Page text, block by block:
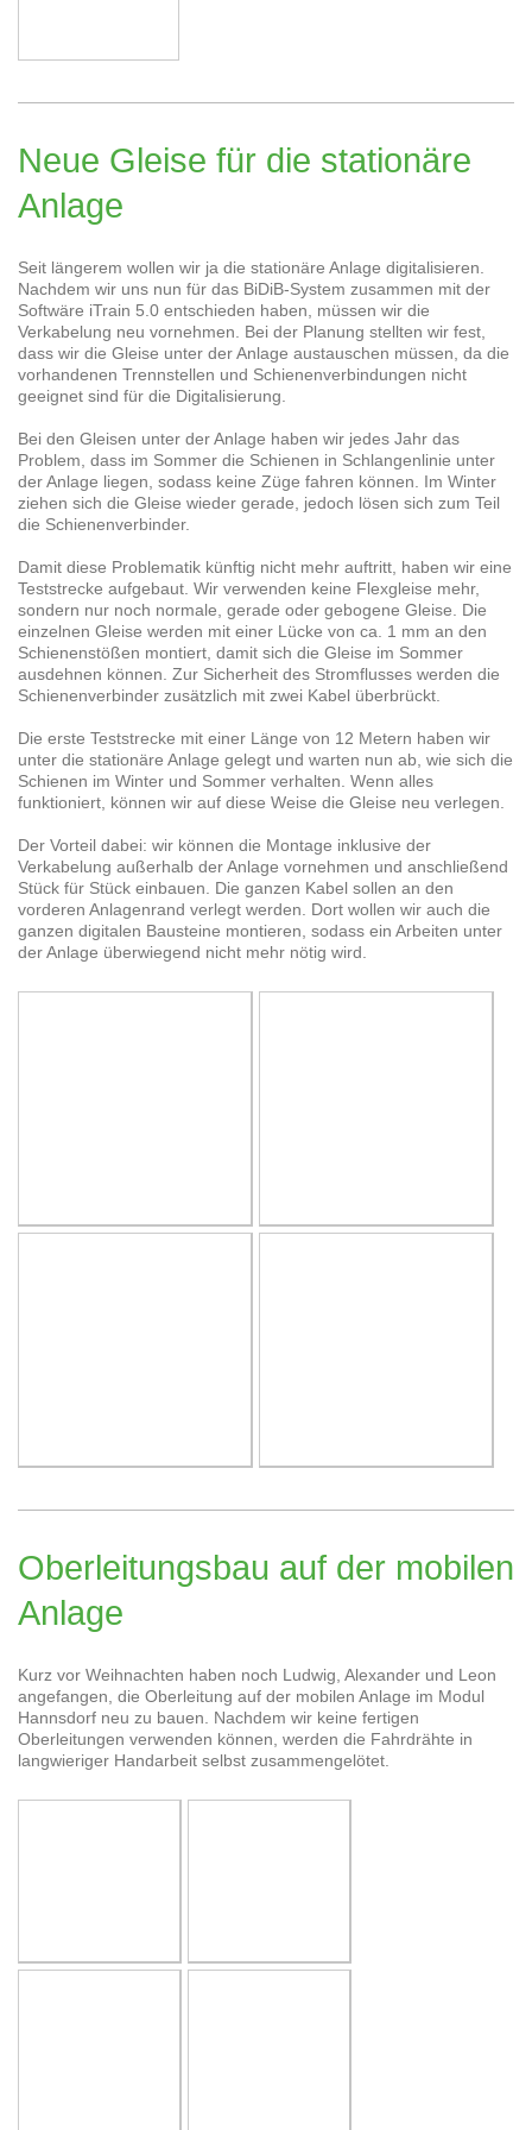
Neue Gleise für die stationäre
Anlage
Seit längerem wollen wir ja die stationäre Anlage digitalisieren.
Nachdem wir uns nun für das BiDiB-System zusammen mit der
Softwäre iTrain 5.0 entschieden haben, müssen wir die
Verkabelung neu vornehmen. Bei der Planung stellten wir fest,
dass wir die Gleise unter der Anlage austauschen müssen, da die
vorhandenen Trennstellen und Schienenverbindungen nicht
geeignet sind für die Digitalisierung.
Bei den Gleisen unter der Anlage haben wir jedes Jahr das
Problem, dass im Sommer die Schienen in Schlangenlinie unter
der Anlage liegen, sodass keine Züge fahren können. Im Winter
ziehen sich die Gleise wieder gerade, jedoch lösen sich zum Teil
die Schienenverbinder.
Damit diese Problematik künftig nicht mehr auftritt, haben wir eine
Teststrecke aufgebaut. Wir verwenden keine Flexgleise mehr,
sondern nur noch normale, gerade oder gebogene Gleise. Die
einzelnen Gleise werden mit einer Lücke von ca. 1 mm an den
Schienenstößen montiert, damit sich die Gleise im Sommer
ausdehnen können. Zur Sicherheit des Stromflusses werden die
Schienenverbinder zusätzlich mit zwei Kabel überbrückt.
Die erste Teststrecke mit einer Länge von 12 Metern haben wir
unter die stationäre Anlage gelegt und warten nun ab, wie sich die
Schienen im Winter und Sommer verhalten. Wenn alles
funktioniert, können wir auf diese Weise die Gleise neu verlegen.
Der Vorteil dabei: wir können die Montage inklusive der
Verkabelung außerhalb der Anlage vornehmen und anschließend
Stück für Stück einbauen. Die ganzen Kabel sollen an den
vorderen Anlagenrand verlegt werden. Dort wollen wir auch die
ganzen digitalen Bausteine montieren, sodass ein Arbeiten unter
der Anlage überwiegend nicht mehr nötig wird.
Oberleitungsbau auf der mobilen
Anlage
Kurz vor Weihnachten haben noch Ludwig, Alexander und Leon
angefangen, die Oberleitung auf der mobilen Anlage im Modul
Hannsdorf neu zu bauen. Nachdem wir keine fertigen
Oberleitungen verwenden können, werden die Fahrdrähte in
langwieriger Handarbeit selbst zusammengelötet.